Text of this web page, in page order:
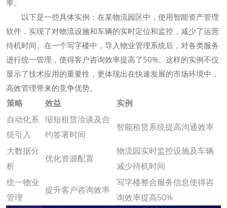
率。
以下是一些具体实例：在某物流园区中，使用智能资产管理
软件，实现了对物流设施和车辆的实时定位和监控，减少了运营
待机时间。在一个写字楼中，导入物业管理系统后，对各类服务
进行统一管理，使得客户咨询效率提高了50%。这样的实例不仅
显示了技术应用的重要性，更体现出在快速发展的市场环境中，
高效管理带来的竞争优势。
策略 效益
实例
自动化系
统引入
缩短租赁洽谈及合
约签署时间
智能租赁系统提高沟通效率
大数据分
析
优化资源配置
物流园实时监控设施及车辆
减少待机时间
统一物业
管理
提升客户咨询效率
写字楼整合服务信息使得咨
询效率提高50%